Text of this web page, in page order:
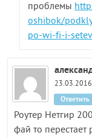
проблемы
oshibok/
po-wi-fi-i-
23.03.2016
Роутер Нетгир
фай то перестает
Ответить